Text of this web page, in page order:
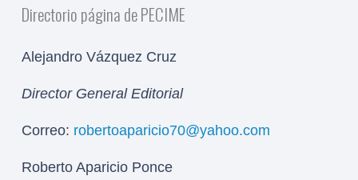
Directorio página de PECIME
Alejandro Vázquez Cruz
Director General Editorial
Correo: robertoaparicio70@yahoo.com
Roberto Aparicio Ponce